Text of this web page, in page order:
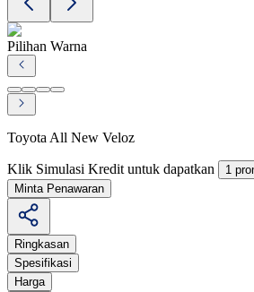
Pilihan Warna
Toyota All New Veloz
Klik Simulasi Kredit untuk dapatkan 1
Minta Penawaran
Ringkasan
Spesifikasi
Harga